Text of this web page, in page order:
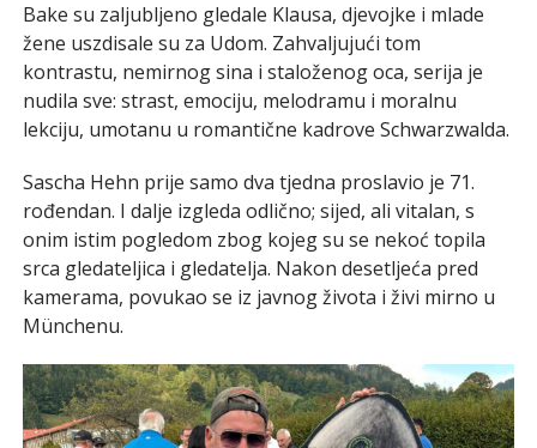
Bake su zaljubljeno gledale Klausa, djevojke i mlade
žene uszdisale su za Udom. Zahvaljujući tom
kontrastu, nemirnog sina i staloženog oca, serija je
nudila sve: strast, emociju, melodramu i moralnu
lekciju, umotanu u romantične kadrove Schwarzwalda.
Sascha Hehn prije samo dva tjedna proslavio je 71.
rođendan. I dalje izgleda odlično; sijed, ali vitalan, s
onim istim pogledom zbog kojeg su se nekoć topila
srca gledateljica i gledatelja. Nakon desetljeća pred
kamerama, povukao se iz javnog života i živi mirno u
Münchenu.